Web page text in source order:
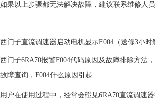
如果以上步骤都无法解决故障，建议联系维修人
西门子直流调速器启动电机显示F004（送修3小时
西门子6RA70报警F004代码原因及故障排除方法
故障查询，F004什么原因引起
用户在使用过程中，经常会碰见6RA70直流调速